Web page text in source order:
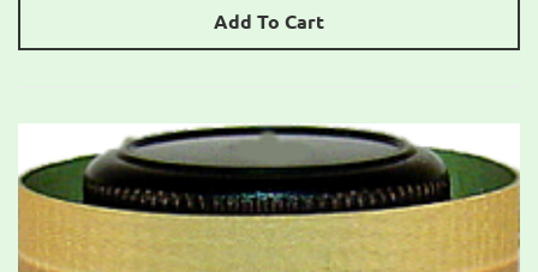
Add To Cart